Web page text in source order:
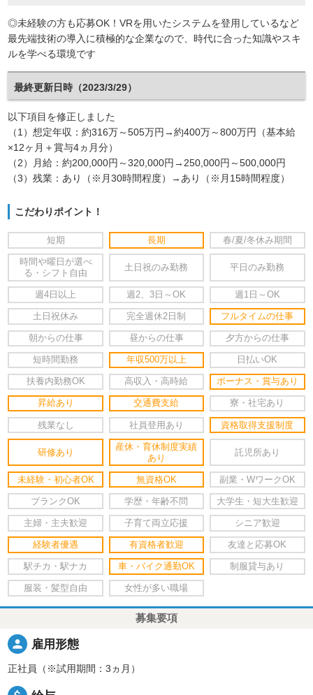
◎未経験の方も応募OK！VRを用いたシステムを登用しているなど
最先端技術の導入に積極的な企業なので、時代に合った知識やスキ
ルを学べる環境です
最終更新日時（2023/3/29）
以下項目を修正しました
（1）想定年収：約316万～505万円→約400万～800万円（基本給
×12ヶ月＋賞与4ヵ月分）
（2）月給：約200,000円～320,000円→250,000円～500,000円
（3）残業：あり（※月30時間程度）→あり（※月15時間程度）
こだわりポイント！
短期 長期 春/夏/冬休み期間
時間や曜日が選べ
る・シフト自由
土日祝のみ勤務 平日のみ勤務
週4日以上 週2、3日～OK 週1日～OK
土日祝休み 完全週休2日制 フルタイムの仕事
朝からの仕事 昼からの仕事 夕方からの仕事
短時間勤務 年収500万以上 日払いOK
扶養内勤務OK 高収入・高時給 ボーナス・賞与あり
昇給あり 交通費支給 寮・社宅あり
残業なし 社員登用あり 資格取得支援制度
研修あり
産休・育休制度実績
あり
託児所あり
未経験・初心者OK 無資格OK 副業・WワークOK
ブランクOK 学歴・年齢不問 大学生・短大生歓迎
主婦・主夫歓迎 子育て両立応援 シニア歓迎
経験者優遇 有資格者歓迎 友達と応募OK
駅チカ・駅ナカ 車・バイク通勤OK 制服貸与あり
服装・髪型自由 女性が多い職場
募集要項
person 雇用形態
正社員（※試用期間：3ヵ月）